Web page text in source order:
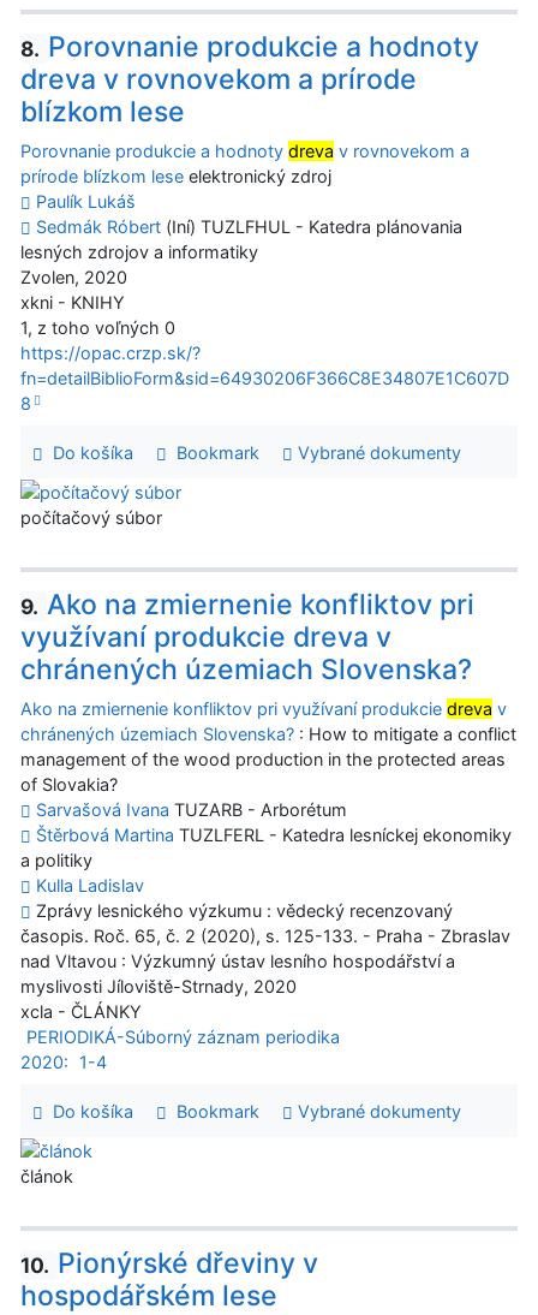
8. Porovnanie produkcie a hodnoty
dreva v rovnovekom a prírode
blízkom lese
Porovnanie produkcie a hodnoty dreva v rovnovekom a
prírode blízkom lese elektronický zdroj
Paulík Lukáš
Sedmák Róbert (Iní) TUZLFHUL - Katedra plánovania
lesných zdrojov a informatiky
Zvolen, 2020
xkni - KNIHY
1, z toho voľných 0
https://opac.crzp.sk/?
fn=detailBiblioForm&sid=64930206F366C8E34807E1C607D
8
Do košíka Bookmark Vybrané dokumenty
počítačový súbor
9. Ako na zmiernenie konfliktov pri
využívaní produkcie dreva v
chránených územiach Slovenska?
Ako na zmiernenie konfliktov pri využívaní produkcie dreva v
chránených územiach Slovenska? : How to mitigate a conflict
management of the wood production in the protected areas
of Slovakia?
Sarvašová Ivana TUZARB - Arborétum
Štěrbová Martina TUZLFERL - Katedra lesníckej ekonomiky
a politiky
Kulla Ladislav
Zprávy lesnického výzkumu : vědecký recenzovaný
časopis. Roč. 65, č. 2 (2020), s. 125-133. - Praha - Zbraslav
nad Vltavou : Výzkumný ústav lesního hospodářství a
myslivosti Jíloviště-Strnady, 2020
xcla - ČLÁNKY
PERIODIKÁ-Súborný záznam periodika
2020:
1-4
Do košíka Bookmark Vybrané dokumenty
článok
10. Pionýrské dřeviny v
hospodářském lese